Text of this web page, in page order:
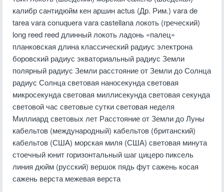
калибр сантидюйм кен аршин actus (Др. Рим.) vara de
tarea vara conuquera vara castellana локоть (греческий)
long reed reed длинный локоть ладонь «палец»
планковская длина классический радиус электрона
боровский радиус экваториальный радиус Земли
полярный радиус Земли расстояние от Земли до Солнца
радиус Солнца световая наносекунда световая
микросекунда световая миллисекунда световая секунда
световой час световые сутки световая неделя
Миллиард световых лет Расстояние от Земли до Луны
кабельтов (международный) кабельтов (британский)
кабельтов (США) морская миля (США) световая минута
стоечный юнит горизонтальный шаг цицеро пиксель
линия дюйм (русский) вершок пядь фут сажень косая
сажень верста межевая верста